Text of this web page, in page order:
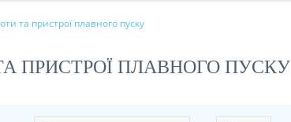
та пристрої плавного пуску
ПРИСТРОЇ ПЛАВНОГО ПУСКУ